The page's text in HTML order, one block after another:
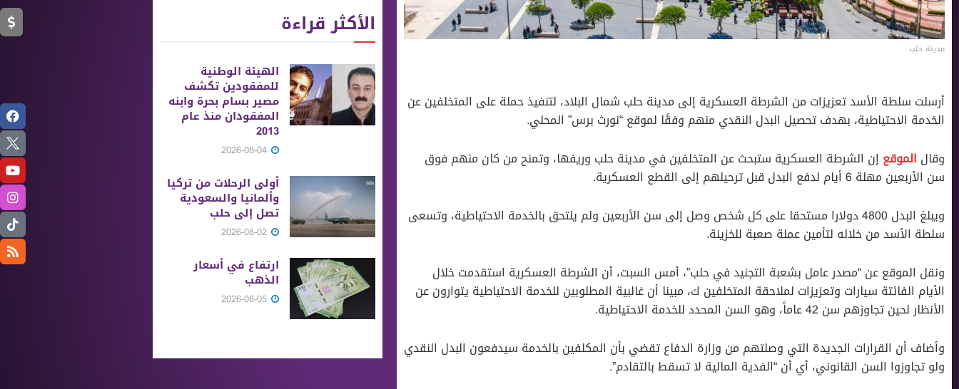
مدينة حلب
أرسلت سلطة الأسد تعزيزات من الشرطة العسكرية إلى مدينة حلب شمال البلاد، لتنفيذ حملة على المتخلفين عن
الخدمة الاحتياطية، بهدف تحصيل البدل النقدي منهم وفقًا لموقع “نورث برس” المحلي.
وقال الموقع إن الشرطة العسكرية ستبحث عن المتخلفين في مدينة حلب وريفها، وتمنح من كان منهم فوق
سن الأربعين مهلة 6 أيام لدفع البدل قبل ترحيلهم إلى القطع العسكرية.
ويبلغ البدل 4800 دولارا مستحقا على كل شخص وصل إلى سن الأربعين ولم يلتحق بالخدمة الاحتياطية، وتسعى
سلطة الأسد من خلاله لتأمين عملة صعبة للخزينة.
ونقل الموقع عن “مصدر عامل بشعبة التجنيد في حلب”، أمس السبت، أن الشرطة العسكرية استقدمت خلال
الأيام الفائتة سيارات وتعزيزات لملاحقة المتخلفين ك، مبينا أن غالبية المطلوبين للخدمة الاحتياطية يتوارون عن
الأنظار لحين تجاوزهم سن 42 عاماً، وهو السن المحدد للخدمة الاحتياطية.
وأضاف أن القرارات الجديدة التي وصلتهم من وزارة الدفاع تقضي بأن المكلفين بالخدمة سيدفعون البدل النقدي
ولو تجاوزوا السن القانوني، أي أن “الفدية المالية لا تسقط بالتقادم”.
الأكثر قراءة
الهيئة الوطنية
للمفقودين تكشف
مصير بسام بحرة وابنه
المفقودان منذ عام
2013
أولى الرحلات من ‏تركيا
وألمانيا والسعودية
تصل إلى حلب
ارتفاع في أسعار
الذهب